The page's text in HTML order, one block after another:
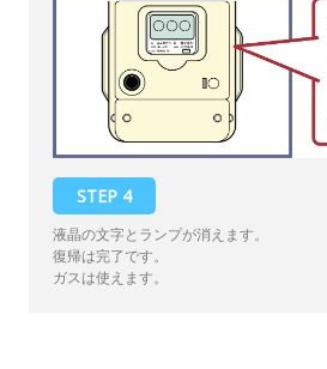
STEP 4
液晶の文字とランプが消えます。
復帰は完了です。
ガスは使えます。